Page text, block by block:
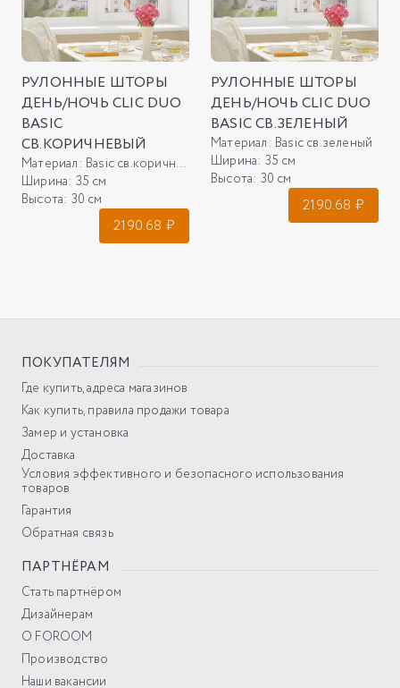
РУЛОННЫЕ ШТОРЫ
ДЕНЬ/НОЧЬ CLIC DUO
BASIC
СВ.КОРИЧНЕВЫЙ
Материал: Basic св.коричневый
Ширина: 35 см
Высота: 30 см
2190.68 ₽
РУЛОННЫЕ ШТОРЫ
ДЕНЬ/НОЧЬ CLIC DUO
BASIC СВ.ЗЕЛЕНЫЙ
Материал: Basic св.зеленый
Ширина: 35 см
Высота: 30 см
2190.68 ₽
ПОКУПАТЕЛЯМ
Где купить, адреса магазинов
Как купить, правила продажи товара
Замер и установка
Доставка
Условия эффективного и безопасного использования
товаров
Гарантия
Обратная связь
ПАРТНЁРАМ
Стать партнёром
Дизайнерам
О FOROOM
Производство
Наши вакансии